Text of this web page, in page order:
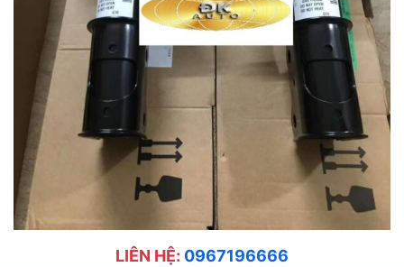
LIÊN HỆ: 0967196666